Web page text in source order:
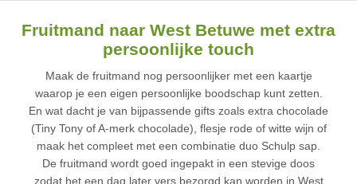
Fruitmand naar West Betuwe met extra
persoonlijke touch
Maak de fruitmand nog persoonlijker met een kaartje
waarop je een eigen persoonlijke boodschap kunt zetten.
En wat dacht je van bijpassende gifts zoals extra chocolade
(Tiny Tony of A-merk chocolade), flesje rode of witte wijn of
maak het compleet met een combinatie duo Schulp sap.
De fruitmand wordt goed ingepakt in een stevige doos
zodat het een dag later vers bezorgd kan worden in West